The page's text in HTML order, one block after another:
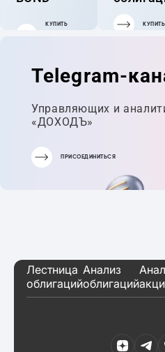
КУПИТЬ
КУПИТЬ
Telegram-
Управляющих и
«ДОХОДЪ»
ПРИСОЕДИНИТЬСЯ
Лестница
облигаций
Анализ
облигаций